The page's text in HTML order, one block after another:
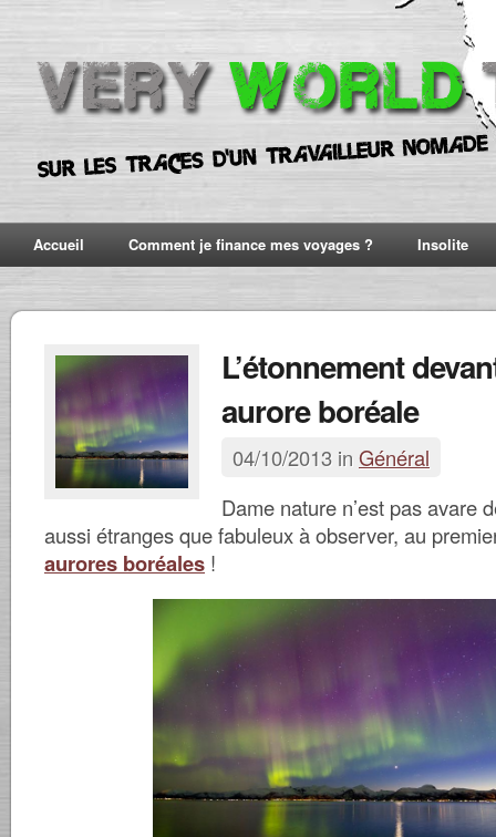
Accueil Comment je finance mes voyages ? Insolite
L’étonnement
aurore boréale
04/10/2013 in Général
Dame nature n’est pas avare
aussi étranges que fabuleux à observer, au
aurores boréales !